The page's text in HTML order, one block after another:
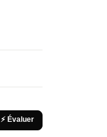
⚡ Évaluer